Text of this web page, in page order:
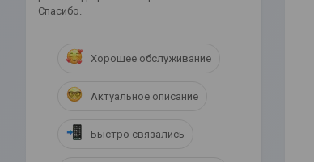
Спасибо.
Хорошее обслуживание
Актуальное описание
Быстро связались